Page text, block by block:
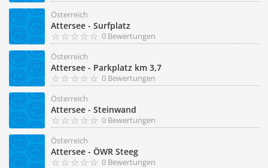
Österreich
Attersee - Surfplatz
0 Bewertungen
Österreich
Attersee - Parkplatz km 3,7
0 Bewertungen
Österreich
Attersee - Steinwand
0 Bewertungen
Österreich
Attersee - ÖWR Steeg
0 Bewertungen